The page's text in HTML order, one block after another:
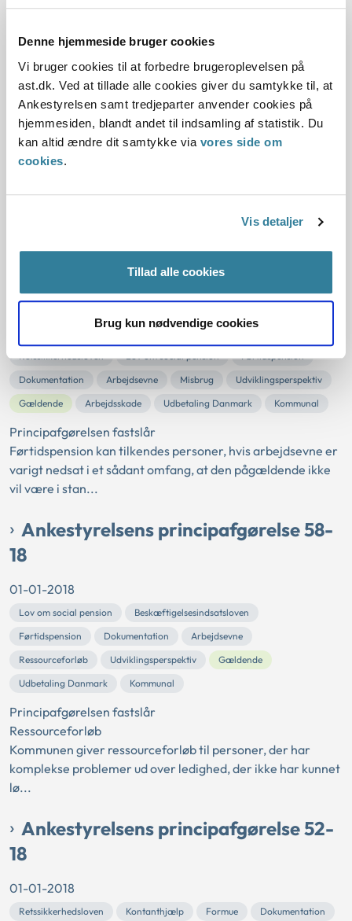
Denne hjemmeside bruger cookies
Vi bruger cookies til at forbedre brugeroplevelsen på
ast.dk. Ved at tillade alle cookies giver du samtykke til, at
Ankestyrelsen samt tredjeparter anvender cookies på
hjemmesiden, blandt andet til indsamling af statistik. Du
kan altid ændre dit samtykke via vores side om
cookies.
Vis detaljer
Tillad alle cookies
Brug kun nødvendige cookies
Ankestyrelsens principafgørelse 37-
19
01-01-2019
Aktivloven Førtidspension
Dokumentation
Udviklingsperspektiv
Funktionelle lidelser
Fuldtidsløn
Gældende
Kommunal
Førtidspension kan tilkendes personer, hvis arbejdsevne er
varigt nedsat i et sådant omfang, at den pågældende ikke
Ankestyrelsens principafgørelse 26-
19
Retssikkerhedsloven Lov om social pension
Førtidspension
Dokumentation
Arbejdsevne Misbrug
Udviklingsperspektiv
Gældende
Arbejdsskade Udbetaling Danmark Kommunal
Principafgørelsen fastslår
Førtidspension kan tilkendes personer, hvis arbejdsevne er
varigt nedsat i et sådant omfang, at den pågældende ikke
vil være i stan...
Ankestyrelsens principafgørelse 58-
18
01-01-2018
Lov om social pension
Beskæftigelsesindsatsloven
Førtidspension
Dokumentation
Arbejdsevne
Ressourceforløb
Udviklingsperspektiv
Gældende
Udbetaling Danmark
Kommunal
Principafgørelsen fastslår
Ressourceforløb
Kommunen giver ressourceforløb til personer, der har
komplekse problemer ud over ledighed, der ikke har kunnet
lø...
Ankestyrelsens principafgørelse 52-
18
01-01-2018
Retssikkerhedsloven Kontanthjælp Formue
Dokumentation